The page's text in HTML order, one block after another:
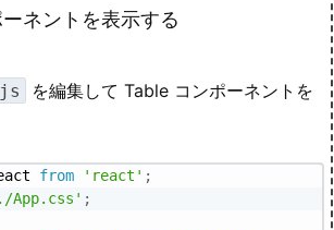
ネントを表示する
を編集して Table コンポーネントを
from 'react' ;
App.css' ;